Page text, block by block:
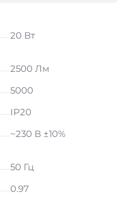
20 Вт
2500 Лм
5000
IP20
~230 В ±10%
50 Гц
0.97